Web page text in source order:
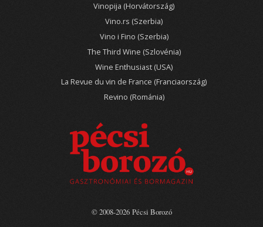
Vinopija (Horvátország)
Vino.rs (Szerbia)
Vino i Fino (Szerbia)
The Third Wine (Szlovénia)
Wine Enthusiast (USA)
La Revue du vin de France (Franciaország)
Revino (Románia)
© 2008-2026 Pécsi Borozó